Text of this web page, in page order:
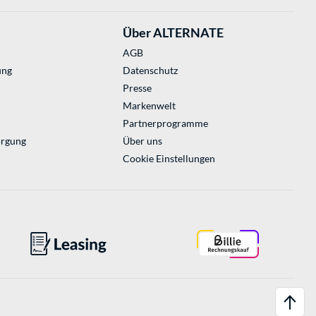
Über ALTERNATE
AGB
Datenschutz
Presse
Markenwelt
Partnerprogramme
Über uns
Cookie Einstellungen